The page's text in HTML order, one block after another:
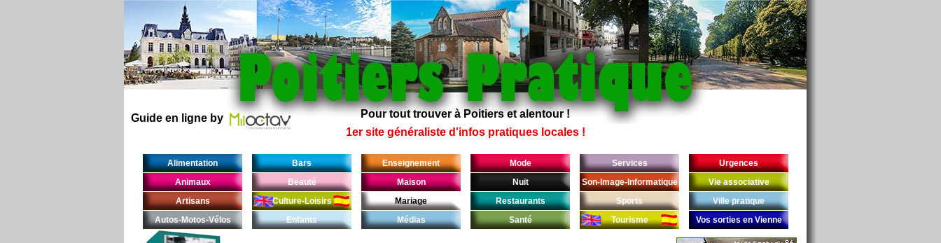
Pour tout trouver à Poitiers et alentour !
1er site généraliste d'infos pratiques locales !
Guide en ligne by
Alimentation
Animaux
Artisans
Autos-Motos-Vélos
Bars
Beauté
Culture-Loisirs
Enfants
Enseignement
Maison
Mariage
Médias
Mode
Nuit
Restaurants
Santé
Services
Son-Image-Informatique
Sports
Tourisme
Urgences
Vie associative
Ville pratique
Vos sorties en Vienne